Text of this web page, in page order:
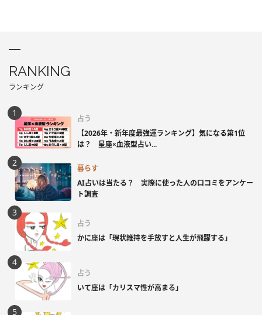
RANKING
ランキング
占う
【2026年・新年度最強運ランキング】気になる第1位
は？ 星座×血液型占い...
暮らす
AI占いは当たる？ 実際に使った人の口コミをアンケー
ト調査
占う
かに座は「現状維持を手放すと人生が飛躍する」
占う
いて座は「カリスマ性が高まる」